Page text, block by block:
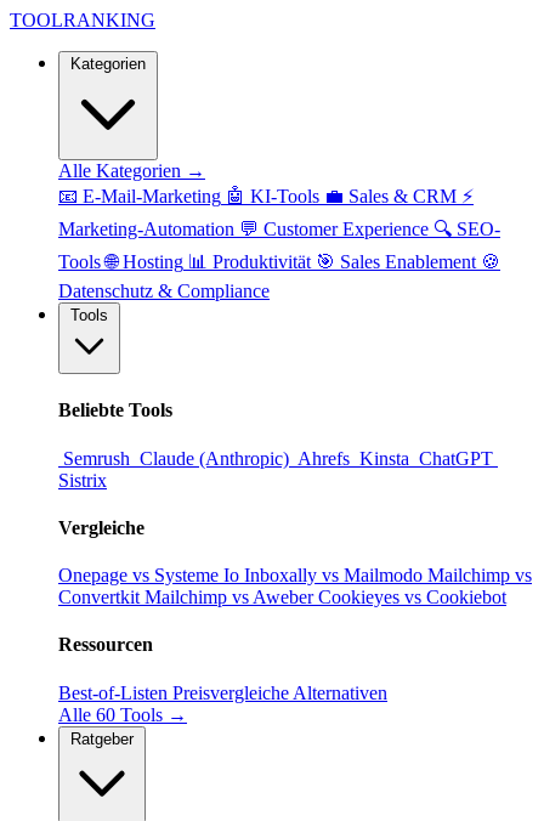
TOOLRANKING
Alle Kategorien →
📧 E-Mail-Marketing 🤖 KI-Tools 💼 Sales & CRM ⚡
Marketing-Automation 💬 Customer Experience 🔍 SEO-
Tools 🌐 Hosting 📊 Produktivität 🎯 Sales Enablement 🍪
Datenschutz & Compliance
Beliebte Tools
Semrush Claude (Anthropic) Ahrefs Kinsta ChatGPT
Sistrix
Vergleiche
Onepage vs Systeme Io Inboxally vs Mailmodo Mailchimp vs
Convertkit Mailchimp vs AweberCookieyes vs Cookiebot
Ressourcen
Best-of-Listen Preisvergleiche Alternativen
Alle 60 Tools →
Ratgeber